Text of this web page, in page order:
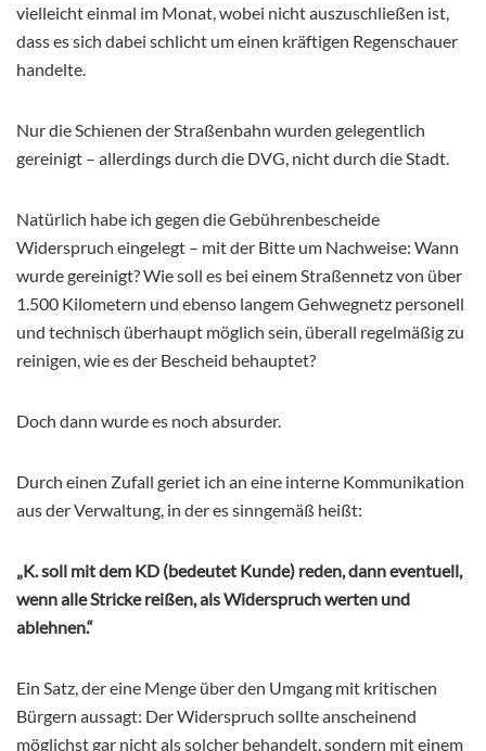
vielleicht einmal im Monat, wobei nicht auszuschließen ist,
dass es sich dabei schlicht um einen kräftigen Regenschauer
handelte.
Nur die Schienen der Straßenbahn wurden gelegentlich
gereinigt – allerdings durch die DVG, nicht durch die Stadt.
Natürlich habe ich gegen die Gebührenbescheide
Widerspruch eingelegt – mit der Bitte um Nachweise: Wann
wurde gereinigt? Wie soll es bei einem Straßennetz von über
1.500 Kilometern und ebenso langem Gehwegnetz personell
und technisch überhaupt möglich sein, überall regelmäßig zu
reinigen, wie es der Bescheid behauptet?
Doch dann wurde es noch absurder.
Durch einen Zufall geriet ich an eine interne Kommunikation
aus der Verwaltung, in der es sinngemäß heißt:
„K. soll mit dem KD (bedeutet Kunde) reden, dann eventuell,
wenn alle Stricke reißen, als Widerspruch werten und
ablehnen.“
Ein Satz, der eine Menge über den Umgang mit kritischen
Bürgern aussagt: Der Widerspruch sollte anscheinend
möglichst gar nicht als solcher behandelt, sondern mit einem